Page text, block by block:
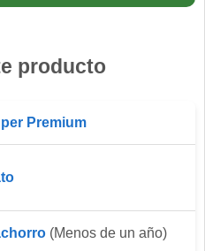
producto
Premium
(Menos de un año)